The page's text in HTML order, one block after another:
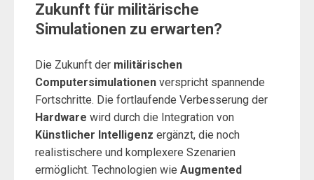
Zukunft für militärische
Simulationen zu erwarten?
Die Zukunft der militärischen
Computersimulationen verspricht spannende
Fortschritte. Die fortlaufende Verbesserung der
Hardware wird durch die Integration von
Künstlicher Intelligenz ergänzt, die noch
realistischere und komplexere Szenarien
ermöglicht. Technologien wie Augmented